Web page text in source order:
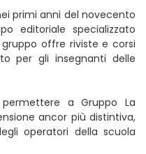
primi anni del novecento
editoriale specializzato
offre riviste e corsi
per gli insegnanti delle
permettere a Gruppo La
ancor più distintiva,
operatori della scuola